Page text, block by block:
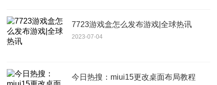
7723游戏盒怎么发布游戏|全球热讯
2023-07-04
今日热搜：miui15更改桌面布局教程